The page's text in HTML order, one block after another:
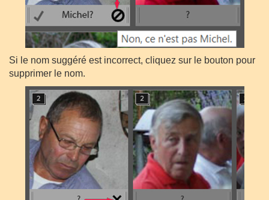
Si le nom suggéré est incorrect, cliquez sur le bouton pour
supprimer le nom.